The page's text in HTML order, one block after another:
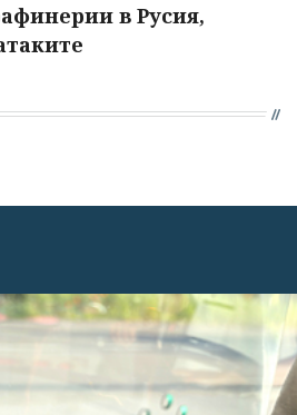
в Русия,